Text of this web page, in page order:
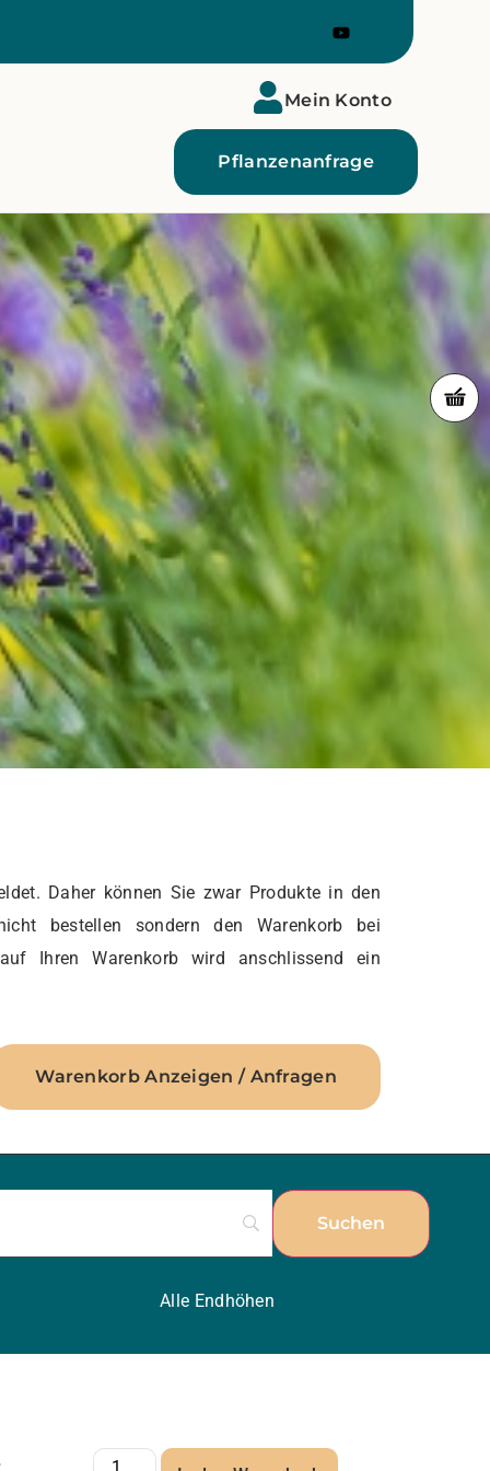
Mein Konto
Pflanzenanfrage
Daher können Sie zwar Produkte in den
bestellen sondern den Warenkorb bei
Ihren Warenkorb wird anschlissend ein
Warenkorb Anzeigen / Anfragen
Alle Endhöhen